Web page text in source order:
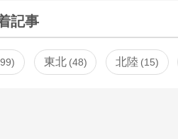
記事
99 東北 48 北陸 15